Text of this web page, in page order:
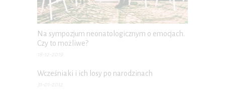
Na sympozjum neonatologicznym o emocjach.
Czy to możliwe?
18-12-2019
Wcześniaki i ich losy po narodzinach
31-01-2012